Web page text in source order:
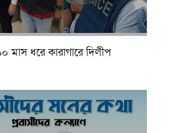
মাস ধরে কারাগারে দিলীপ